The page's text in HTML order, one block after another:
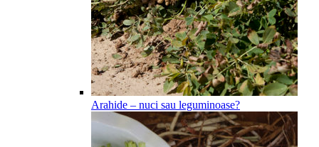
Arahide – nuci sau leguminoase?